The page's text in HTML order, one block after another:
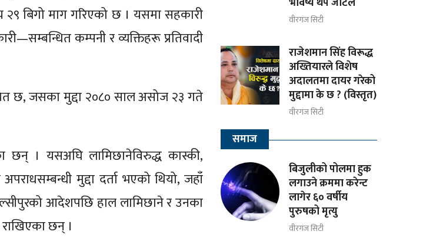
बिगो माग गरिएको छ । यसमा सहकारी
कम्पनी र व्यक्तिहरू प्रतिवादी
छ, जसका मुद्दा २०८० साल असोज २३ गते
छन् । यसअघि लामिछानेविरुद्ध कास्की,
मुद्दा दर्ता भएको थियो, जहाँ
आदेशपछि हाल लामिछाने र उनका
छन् ।
वीरगंज सिटी
राजेशमान सिंह विरूद्ध
अख्तियारले विशेष
अदालतमा दायर गरेको
मुद्दामा के छ ? (विस्तृत)
वीरगंज सिटी
समाज
बिजुलीको पोलमा हुक
लगाउने क्रममा करेन्ट
लागेर ६० वर्षीय
पुरुषको मृत्यु
वीरगंज सिटी